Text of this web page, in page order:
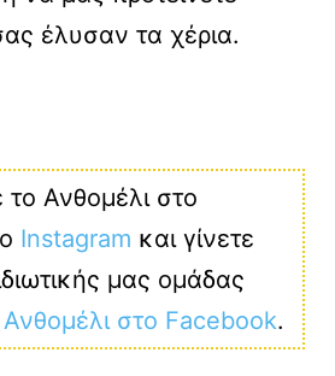
έλυσαν τα χέρια.
Ανθομέλι στο
Instagram και γίνετε
μας ομάδας
Ανθομέλι στο Facebook.